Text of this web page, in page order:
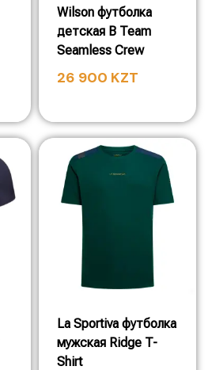
Wilson футболка
детская B Team
Seamless Crew
26 900 KZT
La Sportiva футболка
мужская Ridge T-
Shirt